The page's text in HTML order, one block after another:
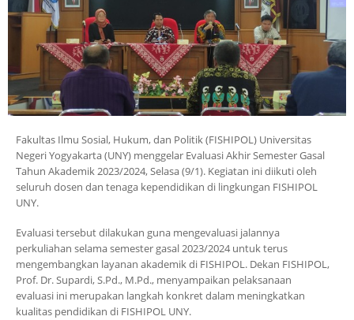
Fakultas Ilmu Sosial, Hukum, dan Politik (FISHIPOL) Universitas
Negeri Yogyakarta (UNY) menggelar Evaluasi Akhir Semester Gasal
Tahun Akademik 2023/2024, Selasa (9/1). Kegiatan ini diikuti oleh
seluruh dosen dan tenaga kependidikan di lingkungan FISHIPOL
UNY.
Evaluasi tersebut dilakukan guna mengevaluasi jalannya
perkuliahan selama semester gasal 2023/2024 untuk terus
mengembangkan layanan akademik di FISHIPOL. Dekan FISHIPOL,
Prof. Dr. Supardi, S.Pd., M.Pd., menyampaikan pelaksanaan
evaluasi ini merupakan langkah konkret dalam meningkatkan
kualitas pendidikan di FISHIPOL UNY.